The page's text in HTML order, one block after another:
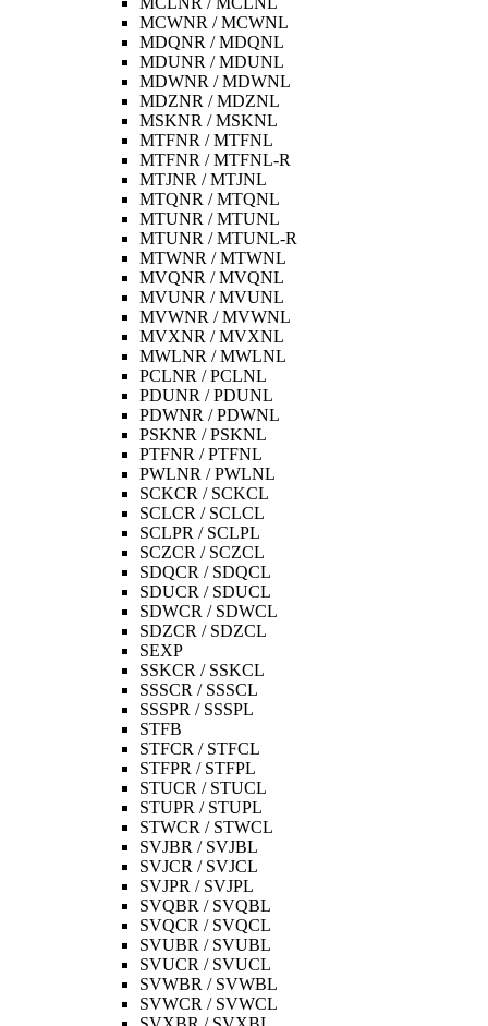
MCWNR / MCWNL
MDQNR / MDQNL
MDUNR / MDUNL
MDWNR / MDWNL
MDZNR / MDZNL
MSKNR / MSKNL
MTFNR / MTFNL
MTFNR / MTFNL-R
MTJNR / MTJNL
MTQNR / MTQNL
MTUNR / MTUNL
MTUNR / MTUNL-R
MTWNR / MTWNL
MVQNR / MVQNL
MVUNR / MVUNL
MVWNR / MVWNL
MVXNR / MVXNL
MWLNR / MWLNL
PCLNR / PCLNL
PDUNR / PDUNL
PDWNR / PDWNL
PSKNR / PSKNL
PTFNR / PTFNL
PWLNR / PWLNL
SCKCR / SCKCL
SCLCR / SCLCL
SCLPR / SCLPL
SCZCR / SCZCL
SDQCR / SDQCL
SDUCR / SDUCL
SDWCR / SDWCL
SDZCR / SDZCL
SEXP
SSKCR / SSKCL
SSSCR / SSSCL
SSSPR / SSSPL
STFB
STFCR / STFCL
STFPR / STFPL
STUCR / STUCL
STUPR / STUPL
STWCR / STWCL
SVJBR / SVJBL
SVJCR / SVJCL
SVJPR / SVJPL
SVQBR / SVQBL
SVQCR / SVQCL
SVUBR / SVUBL
SVUCR / SVUCL
SVWBR / SVWBL
SVWCR / SVWCL